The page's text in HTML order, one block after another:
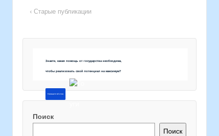
‹ Старые публикации
Знаете, какая помощь от государства необходима,
чтобы реализовать свой потенциал на максимум?
Напишите об этом
Поиск
Поиск